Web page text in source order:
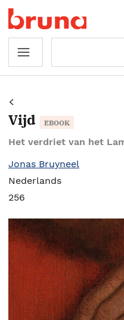
Vijd EBOOK
Het verdriet van het
Jonas Bruyneel
Nederlands
256